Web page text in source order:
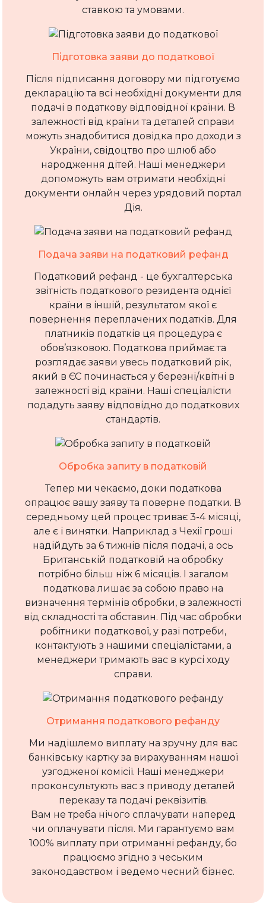
ставкою та умовами.
Підготовка заяви до податкової
Після підписання договору ми підготуємо
декларацію та всі необхідні документи для
подачі в податкову відповідної країни. В
залежності від країни та деталей справи
можуть знадобитися довідка про доходи з
України, свідоцтво про шлюб або
народження дітей. Наші менеджери
допоможуть вам отримати необхідні
документи онлайн через урядовий портал
Дія.
Подача заяви на податковий рефанд
Податковий рефанд - це бухгалтерська
звітність податкового резидента однієї
країни в іншій, результатом якої є
повернення переплачених податків. Для
платників податків ця процедура є
обов’язковою. Податкова приймає та
розглядає заяви увесь податковий рік,
який в ЄС починається у березні/квітні в
залежності від країни. Наші спеціалісти
подадуть заяву відповідно до податкових
стандартів.
Обробка запиту в податковій
Тепер ми чекаємо, доки податкова
опрацює вашу заяву та поверне податки. В
середньому цей процес триває 3-4 місяці,
але є і винятки. Наприклад з Чехії гроші
надійдуть за 6 тижнів після подачі, а ось
Британській податковій на обробку
потрібно більш ніж 6 місяців. І загалом
податкова лишає за собою право на
визначення термінів обробки, в залежності
від складності та обставин. Під час обробки
робітники податкової, у разі потреби,
контактують з нашими спеціалістами, а
менеджери тримають вас в курсі ходу
справи.
Отримання податкового рефанду
Ми надішлемо виплату на зручну для вас
банківську картку за вирахуванням нашої
узгодженої комісії. Наші менеджери
проконсультують вас з приводу деталей
переказу та подачі реквізитів.
Вам не треба нічого сплачувати наперед
чи оплачувати після. Ми гарантуємо вам
100% виплату при отриманні рефанду, бо
працюємо згідно з чеським
законодавством і ведемо чесний бізнес.